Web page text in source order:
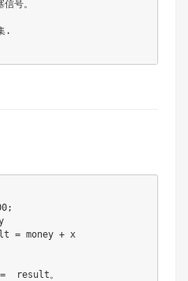
号。
.
= money + x
=  result。